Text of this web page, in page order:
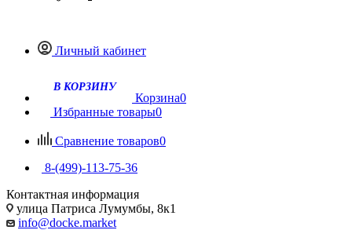
Личный кабинет
В КОРЗИНУ
Корзина0
Избранные товары0
Сравнение товаров0
8-(499)-113-75-36
Контактная информация
улица Патриса Лумумбы, 8к1
info@docke.market